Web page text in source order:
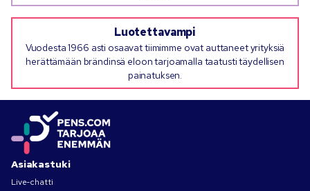
Luotettavampi
Vuodesta 1966 asti osaavat tiimimme ovat auttaneet yrityksiä
herättämään brändinsä eloon tarjoamalla taatusti täydellisen
painatuksen.
Asiakastuki
Live-chatti